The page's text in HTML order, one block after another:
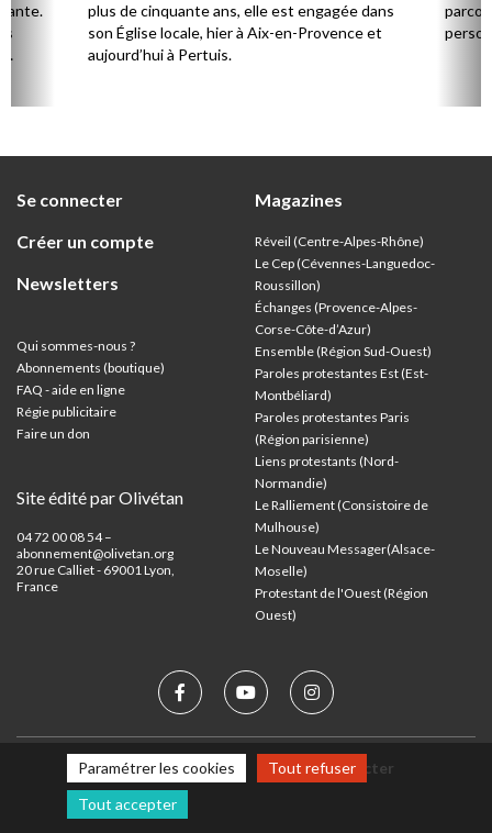
plus de cinquante ans, elle est engagée dans
son Église locale, hier à Aix-en-Provence et
aujourd’hui à Pertuis.
Se connecter
Créer un compte
Newsletters
Qui sommes-nous ?
Abonnements (boutique)
FAQ - aide en ligne
Régie publicitaire
Faire un don
Site édité par Olivétan
04 72 00 08 54 –
abonnement@olivetan.org
20 rue Calliet - 69001 Lyon,
France
Magazines
Réveil (Centre-Alpes-Rhône)
Le Cep (Cévennes-Languedoc-
Roussillon)
Échanges (Provence-Alpes-
Corse-Côte-d’Azur)
Ensemble (Région Sud-Ouest)
Paroles protestantes Est (Est-
Montbéliard)
Paroles protestantes Paris
(Région parisienne)
Liens protestants (Nord-
Normandie)
Le Ralliement (Consistoire de
Mulhouse)
Le Nouveau Messager(Alsace-
Moselle)
Protestant de l'Ouest (Région
Ouest)
Mentions légales Nous contacter
Paramétrer les cookies
Tout refuser
Tout accepter